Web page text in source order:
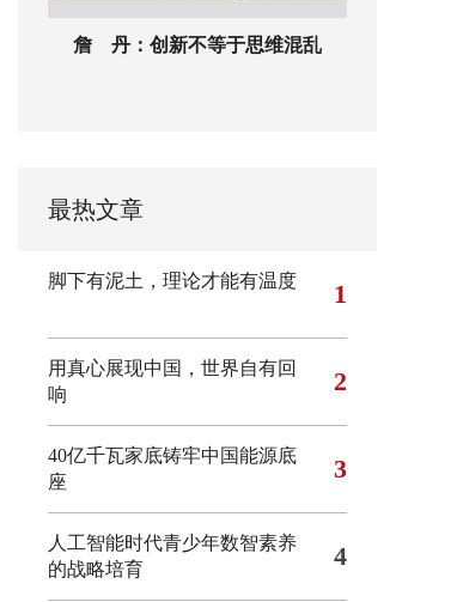
詹 丹：创新不等于思维混乱
最热文章
脚下有泥土，理论才能有温度 1
用真心展现中国，世界自有回
响
2
40亿千瓦家底铸牢中国能源底
座
3
人工智能时代青少年数智素养
的战略培育
4